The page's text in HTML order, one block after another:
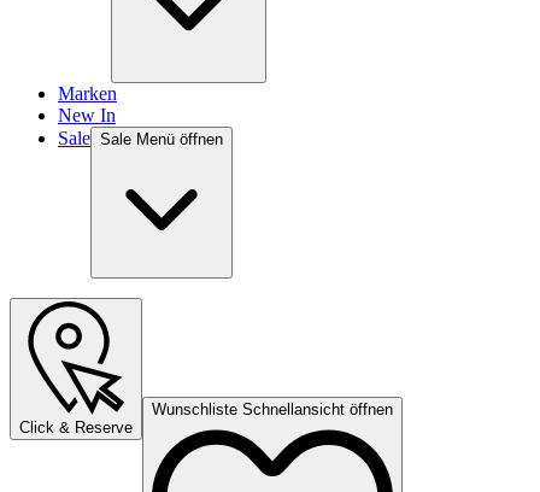
Marken
New In
Sale Sale Menü öffnen
Click & Reserve
Wunschliste Schnellansicht öffnen